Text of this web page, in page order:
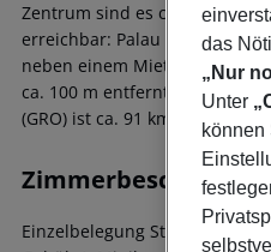
Zentrum sind es ca. 6 km.
erreichbar: Palau Pedralbes
neben einem Mietwagen-
ca. 100 m entfernt. Weiter
(GRO) ist ca. 91 km entfernt.
Einzelbelegung Standard
das
„Nur
Unter
können